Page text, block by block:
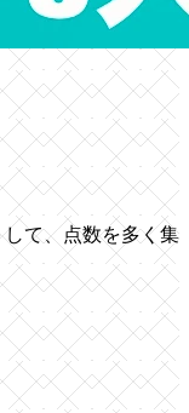
て、点数を多く集